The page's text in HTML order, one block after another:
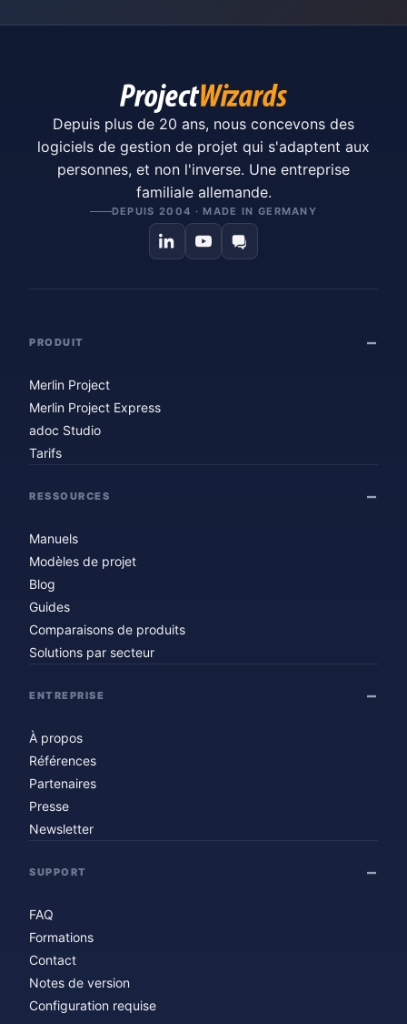
Depuis plus de 20 ans, nous concevons des
logiciels de gestion de projet qui s'adaptent aux
personnes, et non l'inverse. Une entreprise
familiale allemande.
DEPUIS 2004 · MADE IN GERMANY
PRODUIT
Merlin Project
Merlin Project Express
adoc Studio
Tarifs
RESSOURCES
Manuels
Modèles de projet
Blog
Guides
Comparaisons de produits
Solutions par secteur
ENTREPRISE
À propos
Références
Partenaires
Presse
Newsletter
SUPPORT
FAQ
Formations
Contact
Notes de version
Configuration requise